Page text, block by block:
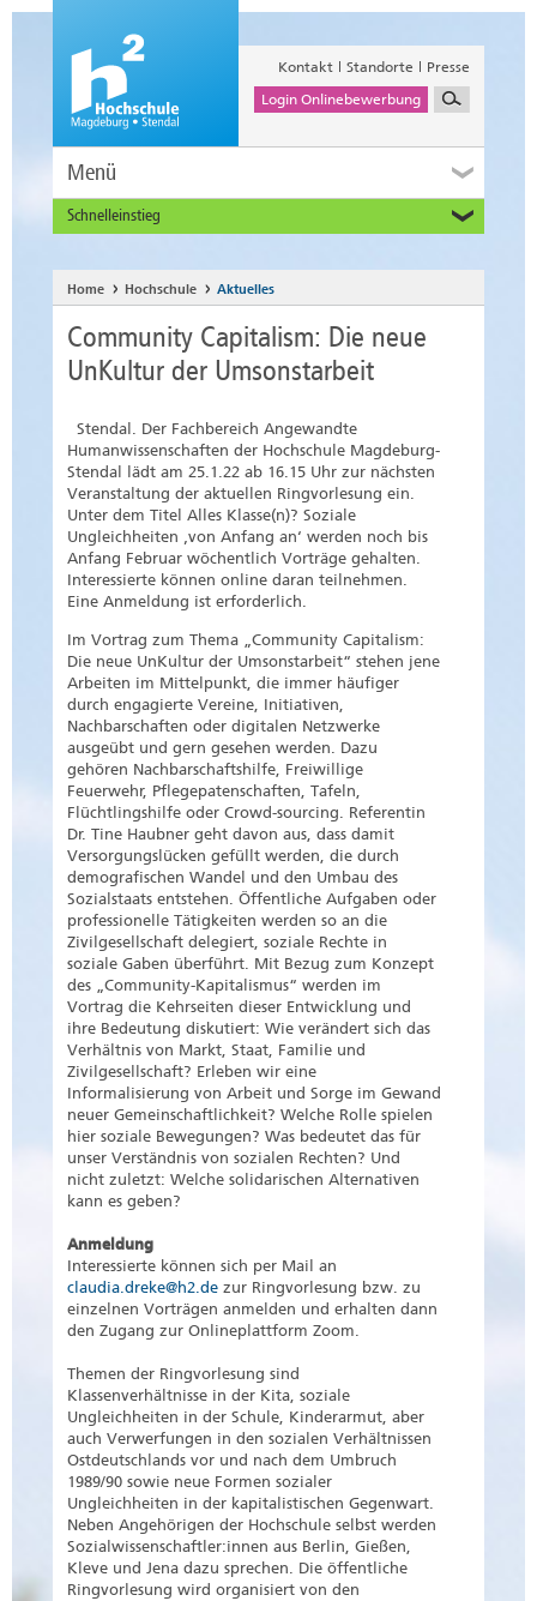
Kontakt Standorte
Presse
Login Onlinebewerbung
Menü
Schnelleinstieg
Alumni
Unternehmen und Institutionen
Studierende
Beschäftigte
Home Hochschule Aktuelles
Community Capitalism: Die neue
UnKultur der Umsonstarbeit
Stendal. Der Fachbereich Angewandte
Humanwissenschaften der Hochschule Magdeburg-
Stendal lädt am 25.1.22 ab 16.15 Uhr zur nächsten
Veranstaltung der aktuellen Ringvorlesung ein.
Unter dem Titel Alles Klasse(n)? Soziale
Ungleichheiten ‚von Anfang an‘ werden noch bis
Anfang Februar wöchentlich Vorträge gehalten.
Interessierte können online daran teilnehmen.
Eine Anmeldung ist erforderlich.
Im Vortrag zum Thema „Community Capitalism:
Die neue UnKultur der Umsonstarbeit“ stehen jene
Arbeiten im Mittelpunkt, die immer häufiger
durch engagierte Vereine, Initiativen,
Nachbarschaften oder digitalen Netzwerke
ausgeübt und gern gesehen werden. Dazu
gehören Nachbarschaftshilfe, Freiwillige
Feuerwehr, Pflegepatenschaften, Tafeln,
Flüchtlingshilfe oder Crowd-sourcing. Referentin
Dr. Tine Haubner geht davon aus, dass damit
Versorgungslücken gefüllt werden, die durch
demografischen Wandel und den Umbau des
Sozialstaats entstehen. Öffentliche Aufgaben oder
professionelle Tätigkeiten werden so an die
Zivilgesellschaft delegiert, soziale Rechte in
soziale Gaben überführt. Mit Bezug zum Konzept
des „Community-Kapitalismus“ werden im
Vortrag die Kehrseiten dieser Entwicklung und
ihre Bedeutung diskutiert: Wie verändert sich das
Verhältnis von Markt, Staat, Familie und
Zivilgesellschaft? Erleben wir eine
Informalisierung von Arbeit und Sorge im Gewand
neuer Gemeinschaftlichkeit? Welche Rolle spielen
hier soziale Bewegungen? Was bedeutet das für
unser Verständnis von sozialen Rechten? Und
nicht zuletzt: Welche solidarischen Alternativen
kann es geben?
Anmeldung
Interessierte können sich per Mail an
claudia.dreke@h2.de zur Ringvorlesung bzw. zu
einzelnen Vorträgen anmelden und erhalten dann
den Zugang zur Onlineplattform Zoom.
Themen der Ringvorlesung sind
Klassenverhältnisse in der Kita, soziale
Ungleichheiten in der Schule, Kinderarmut, aber
auch Verwerfungen in den sozialen Verhältnissen
Ostdeutschlands vor und nach dem Umbruch
1989/90 sowie neue Formen sozialer
Ungleichheiten in der kapitalistischen Gegenwart.
Neben Angehörigen der Hochschule selbst werden
Sozialwissenschaftler:innen aus Berlin, Gießen,
Kleve und Jena dazu sprechen. Die öffentliche
Ringvorlesung wird organisiert von den